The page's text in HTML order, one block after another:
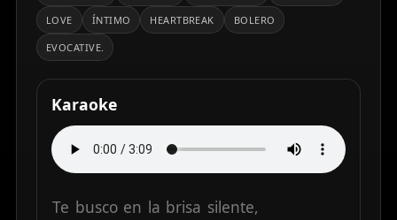
LOVE ÍNTIMO HEARTBREAK BOLERO
EVOCATIVE.
Karaoke
Te busco en la brisa silente,